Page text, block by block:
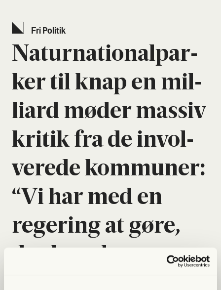
Fri Poli­tik
Natur­na­tio­nal­par­
ker til knap en mil­
li­ard møder mas­siv
kri­tik fra de invol­
ve­re­de kom­mu­ner:
“Vi har med en
rege­ring at gøre,
der bare laver